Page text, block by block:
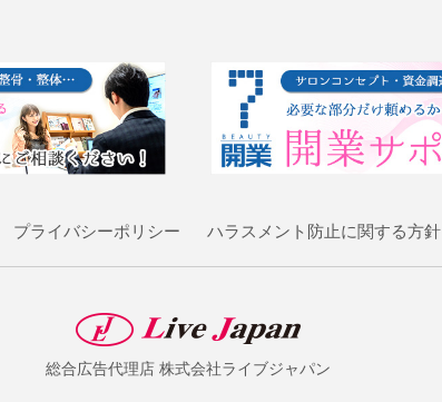
プライバシーポリシー ハラスメント防止に関する方針
総合広告代理店 株式会社ライブジャパン